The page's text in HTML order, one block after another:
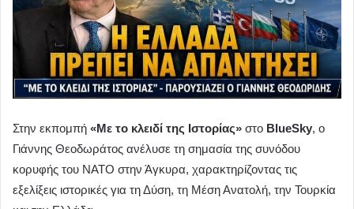
Στην εκπομπή «Με το κλειδί της Ιστορίας» στο BlueSky, ο
Γιάννης Θεοδωράτος ανέλυσε τη σημασία της συνόδου
κορυφής του ΝΑΤΟ στην Άγκυρα, χαρακτηρίζοντας τις
εξελίξεις ιστορικές για τη Δύση, τη Μέση Ανατολή, την Τουρκία